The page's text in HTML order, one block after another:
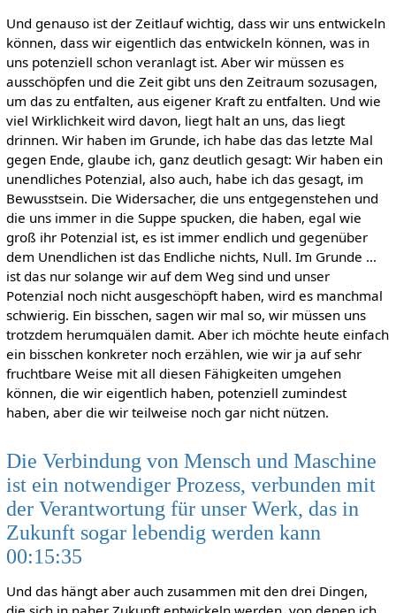
Und genauso ist der Zeitlauf wichtig, dass wir uns entwickeln
können, dass wir eigentlich das entwickeln können, was in
uns potenziell schon veranlagt ist. Aber wir müssen es
ausschöpfen und die Zeit gibt uns den Zeitraum sozusagen,
um das zu entfalten, aus eigener Kraft zu entfalten. Und wie
viel Wirklichkeit wird davon, liegt halt an uns, das liegt
drinnen. Wir haben im Grunde, ich habe das das letzte Mal
gegen Ende, glaube ich, ganz deutlich gesagt: Wir haben ein
unendliches Potenzial, also auch, habe ich das gesagt, im
Bewusstsein. Die Widersacher, die uns entgegenstehen und
die uns immer in die Suppe spucken, die haben, egal wie
groß ihr Potenzial ist, es ist immer endlich und gegenüber
dem Unendlichen ist das Endliche nichts, Null. Im Grunde …
ist das nur solange wir auf dem Weg sind und unser
Potenzial noch nicht ausgeschöpft haben, wird es manchmal
schwierig. Ein bisschen, sagen wir mal so, wir müssen uns
trotzdem herumquälen damit. Aber ich möchte heute einfach
ein bisschen konkreter noch erzählen, wie wir ja auf sehr
fruchtbare Weise mit all diesen Fähigkeiten umgehen
können, die wir eigentlich haben, potenziell zumindest
haben, aber die wir teilweise noch gar nicht nützen.
Die Verbindung von Mensch und Maschine
ist ein notwendiger Prozess, verbunden mit
der Verantwortung für unser Werk, das in
Zukunft sogar lebendig werden kann
00:15:35
Und das hängt aber auch zusammen mit den drei Dingen,